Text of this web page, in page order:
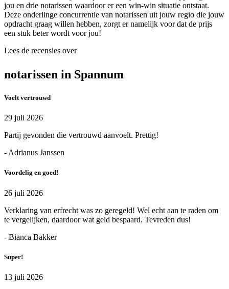
jou en drie notarissen waardoor er een win-win situatie ontstaat.
Deze onderlinge concurrentie van notarissen uit jouw regio die jouw
opdracht graag willen hebben, zorgt er namelijk voor dat de prijs
een stuk beter wordt voor jou!
Lees de recensies over
notarissen in Spannum
Voelt vertrouwd
29 juli 2026
Partij gevonden die vertrouwd aanvoelt. Prettig!
- Adrianus Janssen
Voordelig en goed!
26 juli 2026
Verklaring van erfrecht was zo geregeld! Wel echt aan te raden om
te vergelijken, daardoor wat geld bespaard. Tevreden dus!
- Bianca Bakker
Super!
13 juli 2026